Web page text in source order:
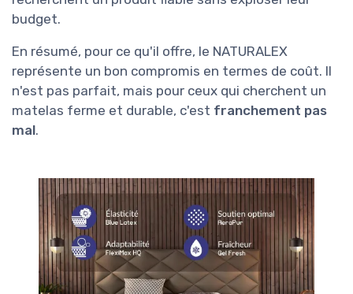
budget.
En résumé, pour ce qu'il offre, le NATURALEX
représente un bon compromis en termes de coût. Il
n'est pas parfait, mais pour ceux qui cherchent un
matelas ferme et durable, c'est franchement pas
mal.